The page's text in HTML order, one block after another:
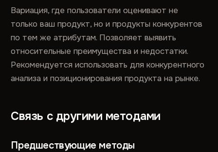
Вариация, где пользователи оценивают не
только ваш продукт, но и продукты конкурентов
по тем же атрибутам. Позволяет выявить
относительные преимущества и недостатки.
Рекомендуется использовать для конкурентного
анализа и позиционирования продукта на рынке.
Связь с другими методами
Предшествующие методы